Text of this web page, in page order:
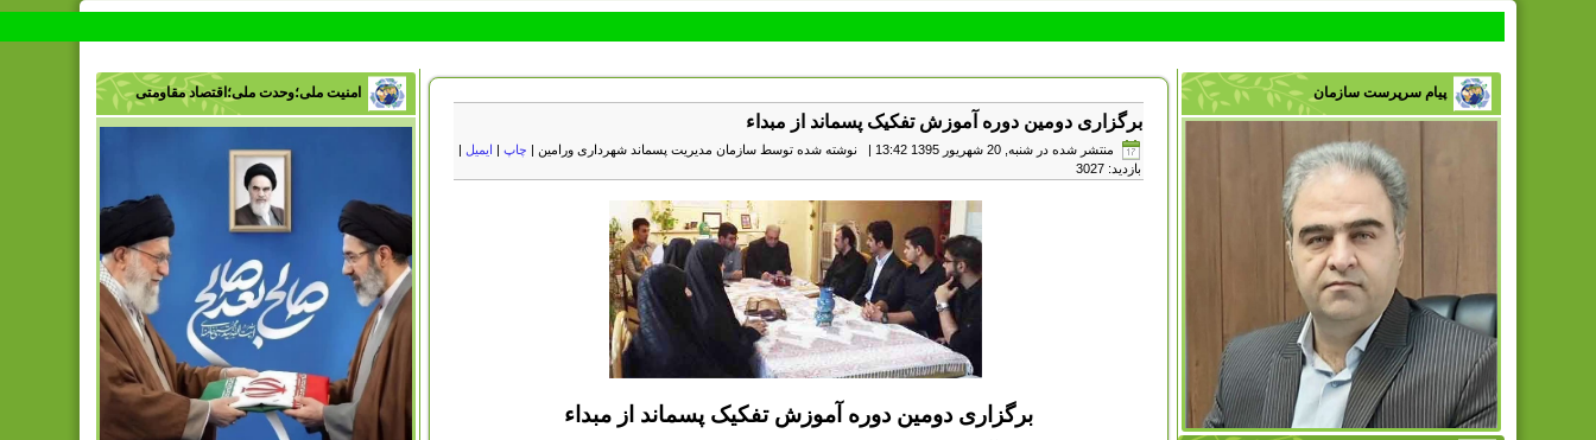
پیام سرپرست سازمان
برگزاری دومین دوره آموزش تفکیک پسماند از مبداء
منتشر شده در شنبه, 20 شهریور 1395 13:42 | نوشته شده توسط سازمان مدیریت پسماند شهرداری ورامین | چاپ | ایمیل |
بازدید: 3027
برگزاری دومین دوره آموزش تفکیک پسماند از مبداء
امنیت ملی؛وحدت ملی؛اقتصاد مقاومتی